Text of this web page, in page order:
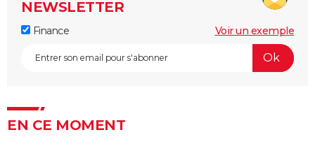
NEWSLETTER
Finance Voir un exemple
EN CE MOMENT